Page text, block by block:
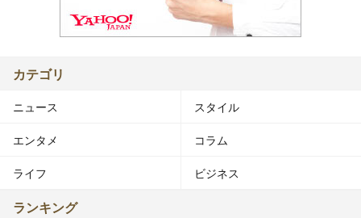
カテゴリ
ニュース スタイル
エンタメ コラム
ライフ ビジネス
ランキング